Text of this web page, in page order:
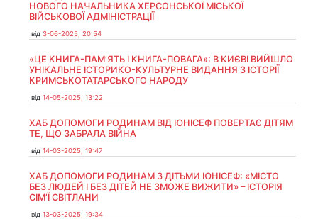
НОВОГО НАЧАЛЬНИКА ХЕРСОНСЬКОЇ МІСЬКОЇ
ВІЙСЬКОВОЇ АДМІНІСТРАЦІЇ
від 3-06-2025, 20:54
«ЦЕ КНИГА-ПАМ’ЯТЬ І КНИГА-ПОВАГА»: В КИЄВІ ВИЙШЛО
УНІКАЛЬНЕ ІСТОРИКО-КУЛЬТУРНЕ ВИДАННЯ З ІСТОРІЇ
КРИМСЬКОТАТАРСЬКОГО НАРОДУ
від 14-05-2025, 13:22
ХАБ ДОПОМОГИ РОДИНАМ ВІД ЮНІСЕФ ПОВЕРТАЄ ДІТЯМ
ТЕ, ЩО ЗАБРАЛА ВІЙНА
від 14-03-2025, 19:47
ХАБ ДОПОМОГИ РОДИНАМ З ДІТЬМИ ЮНІСЕФ: «МІСТО
БЕЗ ЛЮДЕЙ І БЕЗ ДІТЕЙ НЕ ЗМОЖЕ ВИЖИТИ» – ІСТОРІЯ
СІМʼЇ СВІТЛАНИ
від 13-03-2025, 19:34